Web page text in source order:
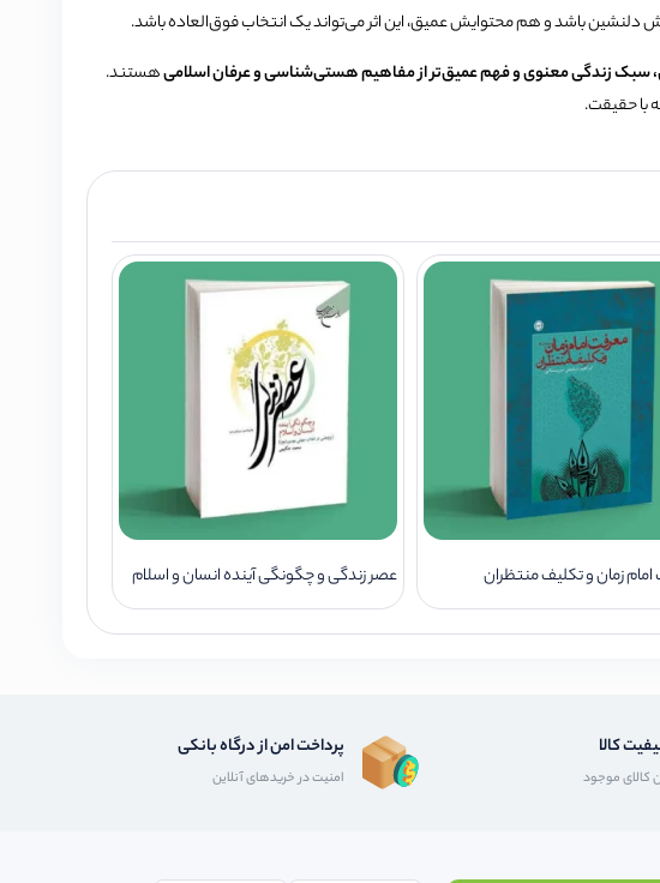
دلنشین باشد و هم محتوایش عمیق، این اثر می‌تواند یک انتخاب فوق‌العاده باشد.
سبک زندگی معنوی و فهم عمیق‌تر از مفاهیم هستی‌شناسی و عرفان اسلامیهستند.
با حقیقت.
زمان و تکلیف منتظران عصر زندگی و چگونگی آینده انسان و اسلام
کالا
کالای موجود
پرداخت امن از درگاه بانکی
امنیت در خریدهای آنلاین